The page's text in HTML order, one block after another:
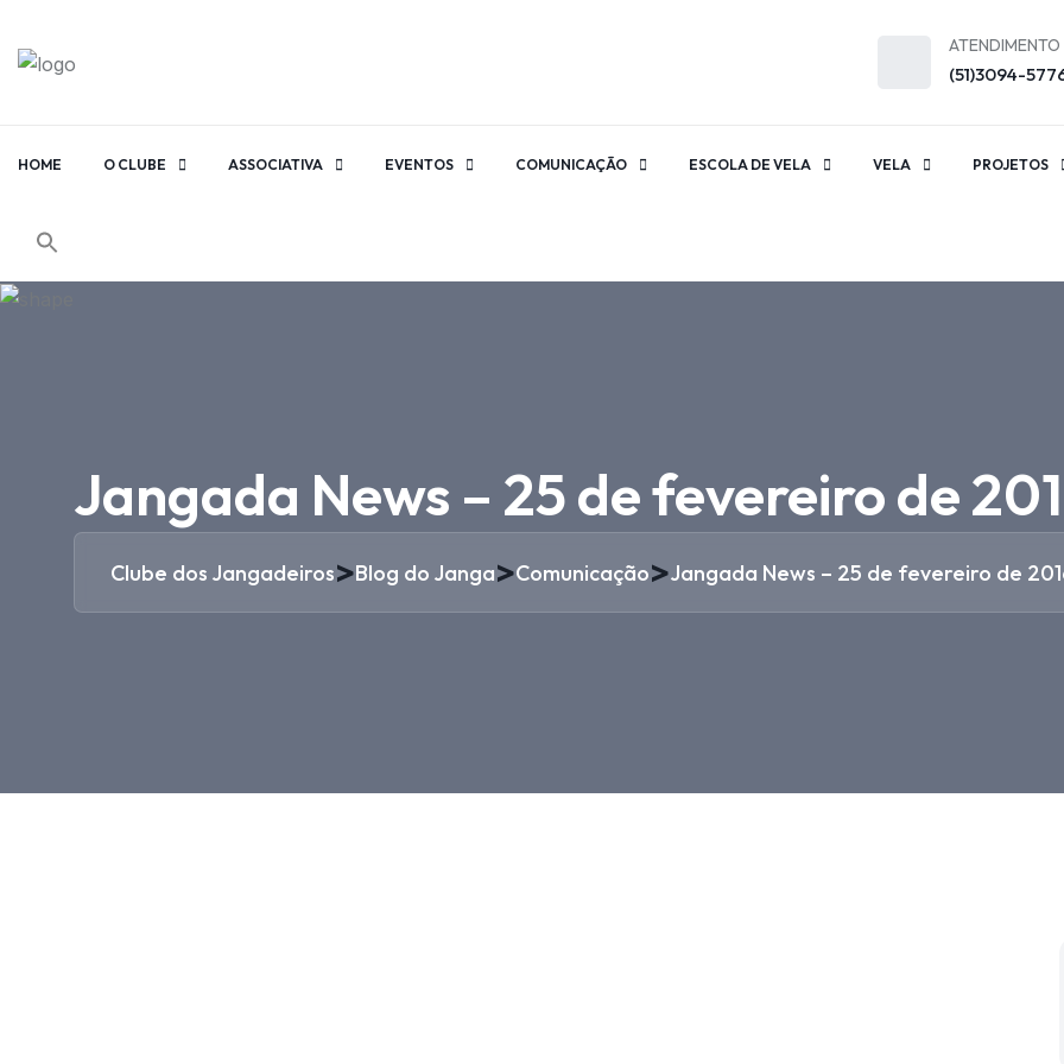
ATENDIMENTO
(51)3094-
HOME O CLUBE ASSOCIATIVA EVENTOS COMUNICAÇÃO ESCOLA DE VELA VELA PROJETOS
Jangada News – 25 de fevereiro de
Clube dos Jangadeiros>Blog do Janga>Comunicação>Jangada News – 25 de fevereiro de